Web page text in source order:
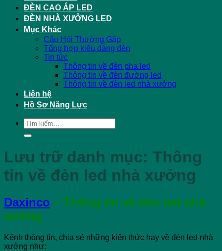
ĐÈN CAO ÁP LED
ĐÈN NHÀ XƯỞNG LED
Mục Khác
Câu Hỏi Thường Gặp
Tổng hợp kiểu dáng đèn
Tin tức
Thông tin về đèn pha led
Thông tin về đèn đường led
Thông tin về đèn led nhà xưởng
Liên hệ
Hồ Sơ Năng Lực
Tìm
kiếm:
Lưu trữ danh mục: Thông
tin về đèn led nhà xưởng
Daxinco – Thông tin về đèn led nhà
xưởng
Kênh thông tin, chia sẻ những kiến thức hay về đèn led nhà
xưởng như: